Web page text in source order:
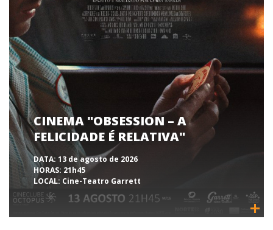
CINEMA "OBSESSION – A
FELICIDADE É RELATIVA"
DATA: 13 de agosto de 2026
HORAS: 21h45
LOCAL: Cine-Teatro Garrett